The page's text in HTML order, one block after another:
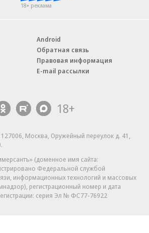
18+ реклама
Android
Обратная связь
Правовая информация
E-mail рассылки
18+
Москва, Оружейный переулок д. 41,
(доменное имя сайта:
Федеральной службой
информационных технологий и массовых
регистрационный номер и дата
серия Эл № ФС77-76922